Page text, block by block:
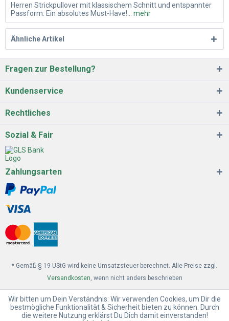
Herren Strickpullover mit klassischem Schnitt und entspannter
Passform: Ein absolutes Must-Have!...
mehr
Ähnliche Artikel
Fragen zur Bestellung?
Kundenservice
Rechtliches
Sozial & Fair
Zahlungsarten
* Gemäß § 19 UStG wird keine Umsatzsteuer berechnet. Alle Preise zzgl.
Versandkosten, wenn nicht anders beschrieben
Wir bitten um Dein Verständnis: Wir verwenden Cookies, um Dir die
bestmögliche Funktionalität & Sicherheit bieten zu können. Durch
die weitere Nutzung erklärst Du Dich damit einverstanden!